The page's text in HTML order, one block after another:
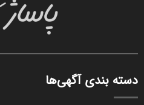
دسته بندی آگهی‌ها